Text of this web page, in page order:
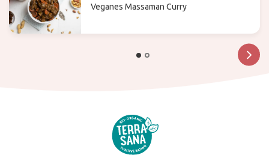
Veganes Massaman Curry